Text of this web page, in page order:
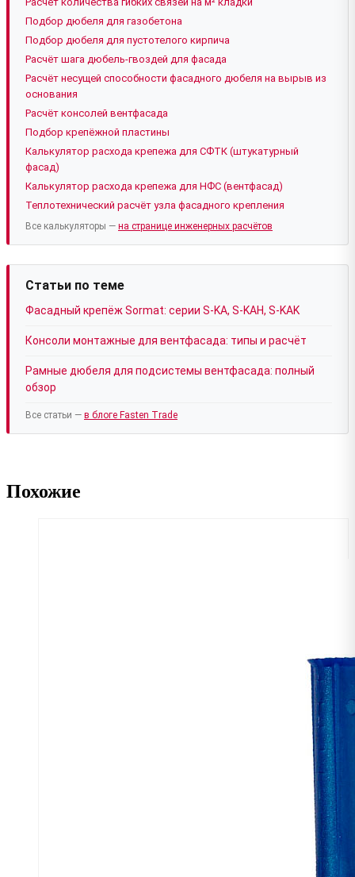
Подбор дюбеля для газобетона
Подбор дюбеля для пустотелого кирпича
Расчёт шага дюбель-гвоздей для фасада
Расчёт несущей способности фасадного дюбеля на вырыв из
основания
Расчёт консолей вентфасада
Подбор крепёжной пластины
Калькулятор расхода крепежа для СФТК (штукатурный
фасад)
Калькулятор расхода крепежа для НФС (вентфасад)
Теплотехнический расчёт узла фасадного крепления
Все калькуляторы — на странице инженерных расчётов
Статьи по теме
Фасадный крепёж Sormat: серии S-KA, S-KAH, S-KAK
Консоли монтажные для вентфасада: типы и расчёт
Рамные дюбеля для подсистемы вентфасада: полный
обзор
Все статьи — в блоге Fasten Trade
Похожие